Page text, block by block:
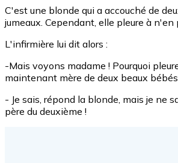
C'est une blonde qui a accouché de
jumeaux. Cependant, elle pleure à n'en
L'infirmière lui dit alors :
-Mais voyons madame ! Pourquoi
maintenant mère de deux beaux
- Je sais, répond la blonde, mais je ne
père du deuxième !